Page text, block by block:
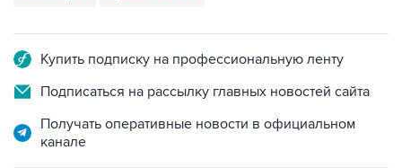
Купить подписку на профессиональную ленту
Подписаться на рассылку главных новостей сайта
Получать оперативные новости в официальном
канале